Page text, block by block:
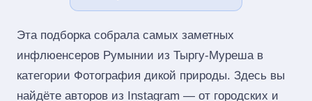
Эта подборка собрала самых заметных
инфлюенсеров Румынии из Тыргу-Муреша в
категории Фотография дикой природы. Здесь вы
найдёте авторов из Instagram — от городских и